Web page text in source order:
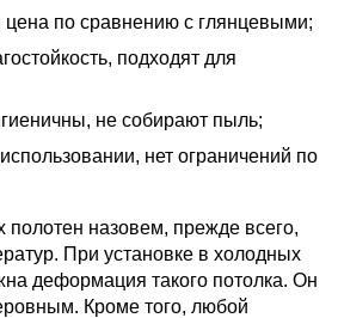
цена по сравнению с глянцевыми;
подходят для
не собирают пыль;
нет ограничений по
полотен назовем, прежде всего,
При установке в холодных
деформация такого потолка. Он
Кроме того, любой